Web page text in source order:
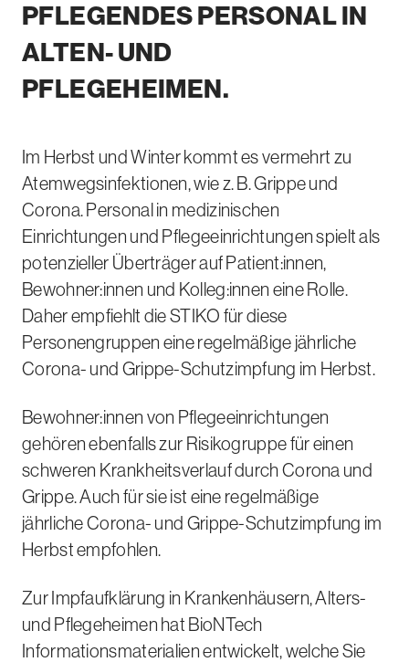
PFLEGENDES PERSONAL IN
ALTEN- UND
PFLEGEHEIMEN.
Im Herbst und Winter kommt es vermehrt zu
Atemwegsinfektionen, wie z. B. Grippe und
Corona. Personal in medizinischen
Einrichtungen und Pflegeeinrichtungen spielt als
potenzieller Überträger auf Patient:innen,
Bewohner:innen und Kolleg:innen eine Rolle.
Daher empfiehlt die STIKO für diese
Personengruppen eine regelmäßige jährliche
Corona- und Grippe-Schutzimpfung im Herbst.
Bewohner:innen von Pflegeeinrichtungen
gehören ebenfalls zur Risikogruppe für einen
schweren Krankheitsverlauf durch Corona und
Grippe. Auch für sie ist eine regelmäßige
jährliche Corona- und Grippe-Schutzimpfung im
Herbst empfohlen.
Zur Impfaufklärung in Krankenhäusern, Alters-
und Pflegeheimen hat BioNTech
Informationsmaterialien entwickelt, welche Sie